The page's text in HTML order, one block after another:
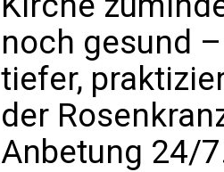
noch gesund
tiefer,
der
Anbetung 24/